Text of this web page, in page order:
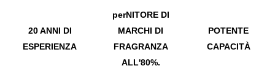
20 ANNI DI
ESPERIENZA
perNITORE DI
MARCHI DI
FRAGRANZA
ALL'80%.
POTENTE
CAPACITÀ